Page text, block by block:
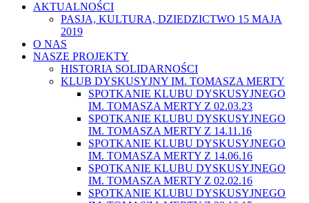
AKTUALNOŚCI
PASJA, KULTURA, DZIEDZICTWO 15 MAJA
2019
O NAS
NASZE PROJEKTY
HISTORIA SOLIDARNOŚCI
KLUB DYSKUSYJNY IM. TOMASZA MERTY
SPOTKANIE KLUBU DYSKUSYJNEGO
IM. TOMASZA MERTY Z 02.03.23
SPOTKANIE KLUBU DYSKUSYJNEGO
IM. TOMASZA MERTY Z 14.11.16
SPOTKANIE KLUBU DYSKUSYJNEGO
IM. TOMASZA MERTY Z 14.06.16
SPOTKANIE KLUBU DYSKUSYJNEGO
IM. TOMASZA MERTY Z 02.02.16
SPOTKANIE KLUBU DYSKUSYJNEGO